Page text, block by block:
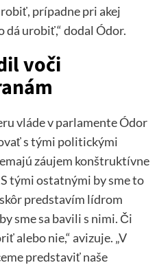
prípadne pri akej
dá urobiť,“ dodal Ódor.
voči
vláde v parlamente Ódor
s tými politickými
záujem konštruktívne
tými ostatnými by sme to
predstavím lídrom
sme sa bavili s nimi. Či
alebo nie,“ avizuje. „V
predstaviť naše